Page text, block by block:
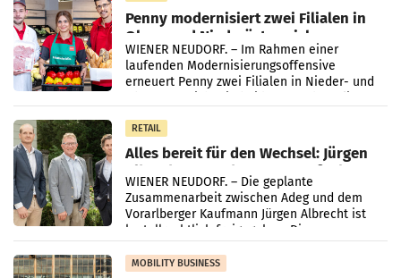
Penny modernisiert zwei Filialen in
Ober- und Niederösterreich
WIENER NEUDORF. – Im Rahmen einer
laufenden Modernisierungsoffensive
erneuert Penny zwei Filialen in Nieder- und
RETAIL
Alles bereit für den Wechsel: Jürgen
Albrecht setzt ab 1.1.2027 auf Adeg
WIENER NEUDORF. – Die geplante
Zusammenarbeit zwischen Adeg und dem
Vorarlberger Kaufmann Jürgen Albrecht ist
kartellrechtlich freigegeben: Die
Bundeswettbewerbsbehörde und der
Bundeskartellanwalt
MOBILITY BUSINESS